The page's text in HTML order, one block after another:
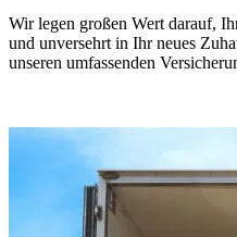
Wir legen großen Wert darauf,
und unversehrt in Ihr neues
unseren umfassenden